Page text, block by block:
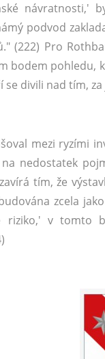
návratnosti,'
podvod
(222) Pro
bodem pohledu,
se divili nad tím,
mezi ryzími
nedostatek
tím, že
zcela
riziko,' v tomto